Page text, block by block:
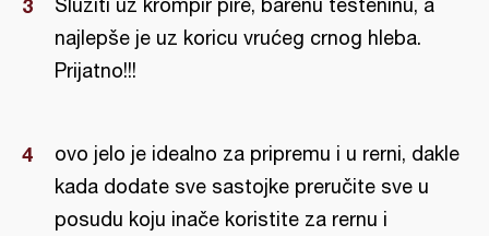
Služiti uz krompir pire, barenu testeninu, a
najlepše je uz koricu vrućeg crnog hleba.
Prijatno!!!
ovo jelo je idealno za pripremu i u rerni, dakle
kada dodate sve sastojke preručite sve u
posudu koju inače koristite za rernu i